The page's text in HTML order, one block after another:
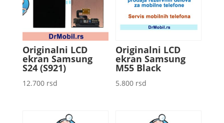
Originalni LCD
ekran Samsung
S24 (S921)
12.700 rsd
Originalni LCD
ekran Samsung
M55 Black
5.800 rsd